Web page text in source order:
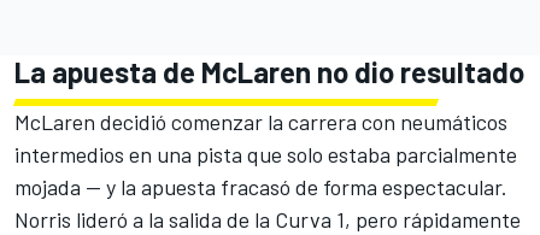
La apuesta de McLaren no dio resultado
McLaren decidió comenzar la carrera con neumáticos
intermedios en una pista que solo estaba parcialmente
mojada — y la apuesta fracasó de forma espectacular.
Norris lideró a la salida de la Curva 1, pero rápidamente